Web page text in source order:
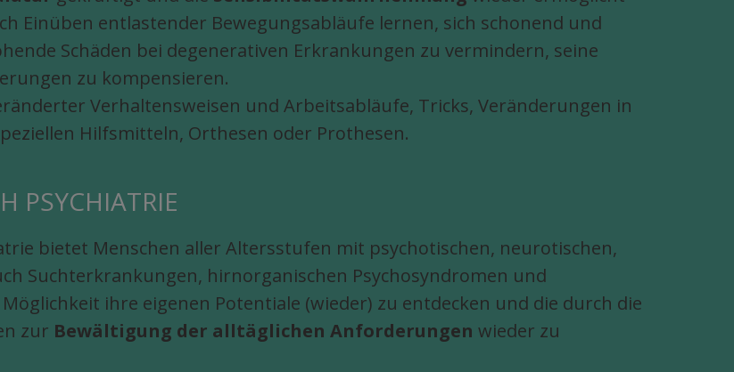
Einüben entlastender Bewegungsabläufe lernen, sich schonend und
Schäden bei degenerativen Erkrankungen zu vermindern, seine
zu kompensieren.
Verhaltensweisen und Arbeitsabläufe, Tricks, Veränderungen in
Hilfsmitteln, Orthesen oder Prothesen.
PSYCHIATRIE
bietet Menschen aller Altersstufen mit psychotischen, neurotischen,
Suchterkrankungen, hirnorganischen Psychosyndromen und
ihre eigenen Potentiale (wieder) zu entdecken und die durch die
zur Bewältigung der alltäglichen Anforderungen wieder zu